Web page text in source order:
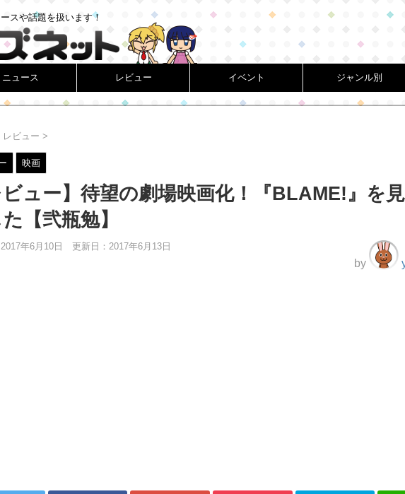
スや話題を扱います！
ニュース レビュー イベント ジャンル別
レビュー >
映画
ビュー】待望の劇場映画化！『BLAME!』を
【弐瓶勉】
年6月10日 更新日： 2017年6月13日
by